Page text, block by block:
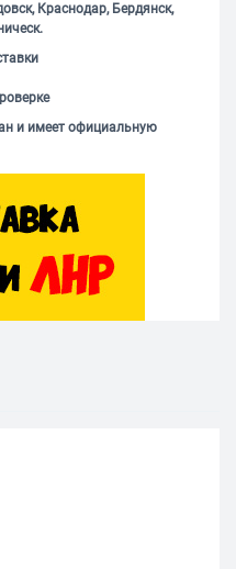
Краснодар, Бердянск,
и имеет официальную